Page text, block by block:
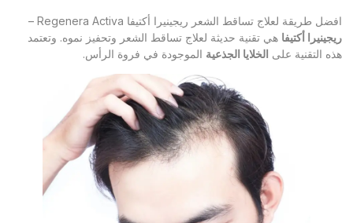
افضل طريقة لعلاج تساقط الشعر ريجينيرا أكتيفا Regenera Activa –
ريجينيرا أكتيفا هي تقنية حديثة لعلاج تساقط الشعر وتحفيز نموه. وتعتمد
هذه التقنية على الخلايا الجذعية الموجودة في فروة الرأس.